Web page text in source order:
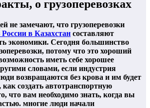
о грузоперевозках
не замечают, что грузоперевозки
России в Казахстан составляют
экономики. Сегодня большинство
потому что это хороший
иметь себе хорошее
словами, если индустрия
возвращаются без крова и им будет
как создать автотранспортную
что вам необходимо знать, когда вы
многие люди начали